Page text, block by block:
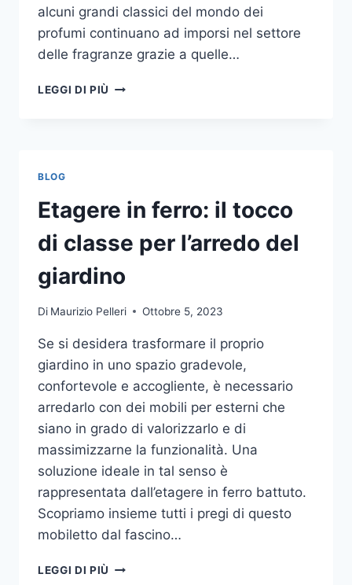
alcuni grandi classici del mondo dei
profumi continuano ad imporsi nel settore
delle fragranze grazie a quelle…
LEGGI DI PIÙ
BLOG
Etagere in ferro: il tocco
di classe per l’arredo del
giardino
Di Maurizio Pelleri Ottobre 5, 2023
Se si desidera trasformare il proprio
giardino in uno spazio gradevole,
confortevole e accogliente, è necessario
arredarlo con dei mobili per esterni che
siano in grado di valorizzarlo e di
massimizzarne la funzionalità. Una
soluzione ideale in tal senso è
rappresentata dall’etagere in ferro battuto.
Scopriamo insieme tutti i pregi di questo
mobiletto dal fascino…
LEGGI DI PIÙ ETAGERE